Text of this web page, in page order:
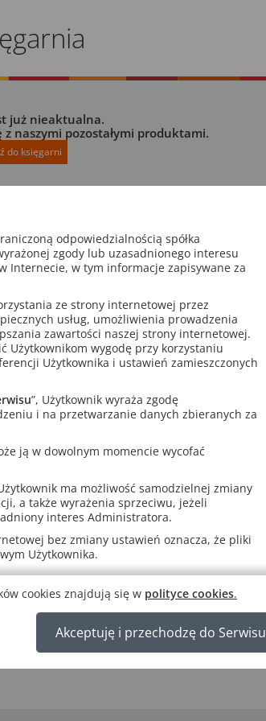
już nieaktualna.
naszymi pozostałymi produktami.
do księgarni
odpowiedzialnością spółka
zgody lub uzasadnionego interesu
Internecie, w tym informacje zapisywane za
ze strony internetowej przez
usług, umożliwienia prowadzenia
zawartości naszej strony internetowej.
Użytkownikom wygodę przy korzystaniu
Użytkownika i ustawień zamieszczonych
”, Użytkownik wyraża zgodę
i na przetwarzanie danych zbieranych za
ją w dowolnym momencie wycofać
ma możliwość samodzielnej zmiany
a także wyrażenia sprzeciwu, jeżeli
interes Administratora.
bez zmiany ustawień oznacza, że pliki
Użytkownika.
cookies znajdują się w polityce cookies.
Akceptuję i przechodzę do Serwisu